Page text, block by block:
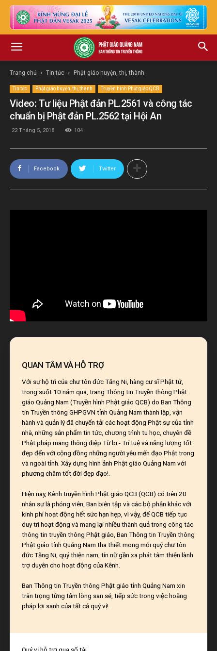
Trang chủ Tin tức Phật giáo huyện, thị, thành
Tin tức Phật giáo huyện, thị, thành Truyền hình Phật giáo QCB
Video: Tư liệu Phật đản PL.2561 và công tác
chuẩn bị Phật đản PL.2562 tại Hội An
22 Tháng 5, 2018 104
Facebook Twitter
QUAN TÂM VÀ HỖ TRỢ
Với sự hộ trì của chư tôn đức Tăng Ni, hàng cư sĩ Phật tử,
trong suốt 10 năm qua, trang Thông tin Truyền thông Phật
giáo Quảng Nam (Truyền hình Phật giáo QCB) do Ban Thông
tin Truyền thông GHPGVN tỉnh Quảng Nam thành lập, vận
hành và quản lý đã chuyển tải các hoạt động Phật sự của tỉnh
nhà, những sản phẩm tin tức, chương trình tu học, chuyên đề
Phật pháp mang thông điệp Từ bi - Trí tuệ và năng lượng tốt
đẹp đến với cộng đồng những người yêu mến đạo Phật trong
và ngoài tỉnh. Xây dựng hình ảnh Phật giáo Quảng Nam với
phương châm tốt đời đẹp đạo!.
Hiện nay, Kênh truyền hình Phật giáo QCB (QCB) có trên 20
nhân sự là phóng viên, Ban biên tập và các bộ phận khác với
kinh phí hoạt động hết sức hạn hẹp, vì vậy, để QCB tiếp tục
duy trì hoạt động và mang lại nhiều thành quả trong công tác
thông tin truyền thông Phật giáo, Ban Thông tin Truyền thông
Phật giáo tỉnh Quảng Nam tha thiết mong mỏi quý chư tôn
đức Tăng Ni, quý thiện nam, tín nữ gần xa phát tâm thiện lành
trợ duyên cho hoạt động của Kênh.
Ban Thông tin Truyền thông Phật giáo tỉnh Quảng Nam xin
trân trọng từng tấm lòng san sẻ, tiếp sức trong việc hoằng
pháp lợi sanh của tất cả quý vị!.
Quý vị hỗ trợ qua số tài